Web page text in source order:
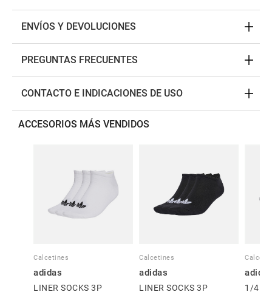
ENVÍOS Y DEVOLUCIONES
PREGUNTAS FRECUENTES
CONTACTO E INDICACIONES DE USO
ACCESORIOS MÁS VENDIDOS
Calcetines
adidas
LINER SOCKS 3P
Calcetines
adidas
LINER SOCKS 3P 1/4